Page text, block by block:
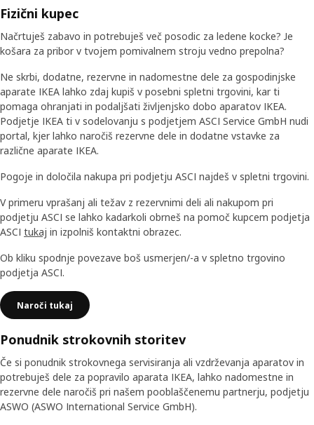
Fizični kupec
Načrtuješ zabavo in potrebuješ več posodic za ledene kocke? Je
košara za pribor v tvojem pomivalnem stroju vedno prepolna?
Ne skrbi, dodatne, rezervne in nadomestne dele za gospodinjske
aparate IKEA lahko zdaj kupiš v posebni spletni trgovini, kar ti
pomaga ohranjati in podaljšati življenjsko dobo aparatov IKEA.
Podjetje IKEA ti v sodelovanju s podjetjem ASCI Service GmbH nudi
portal, kjer lahko naročiš rezervne dele in dodatne vstavke za
različne aparate IKEA.
Pogoje in določila nakupa pri podjetju ASCI najdeš v spletni trgovini.
V primeru vprašanj ali težav z rezervnimi deli ali nakupom pri
podjetju ASCI se lahko kadarkoli obrneš na pomoč kupcem podjetja
ASCI tukaj in izpolniš kontaktni obrazec.
Ob kliku spodnje povezave boš usmerjen/-a v spletno trgovino
podjetja ASCI.
Naroči tukaj
Ponudnik strokovnih storitev
Če si ponudnik strokovnega servisiranja ali vzdrževanja aparatov in
potrebuješ dele za popravilo aparata IKEA, lahko nadomestne in
rezervne dele naročiš pri našem pooblaščenemu partnerju, podjetju
ASWO (ASWO International Service GmbH).